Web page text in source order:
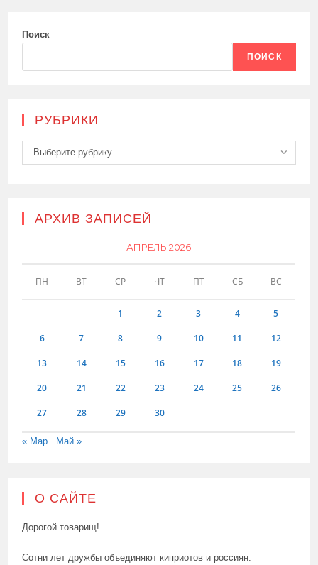
Поиск
ПОИСК
РУБРИКИ
Рубрики
Выберите рубрику
АРХИВ ЗАПИСЕЙ
АПРЕЛЬ 2026
ПН ВТ СР ЧТ ПТ СБ ВС
1 2 3 4 5
6 7 8 9 10 11 12
13 14 15 16 17 18 19
20 21 22 23 24 25 26
27 28 29 30
« Мар Май »
О САЙТЕ
Дорогой товарищ!
Сотни лет дружбы объединяют киприотов и россиян.